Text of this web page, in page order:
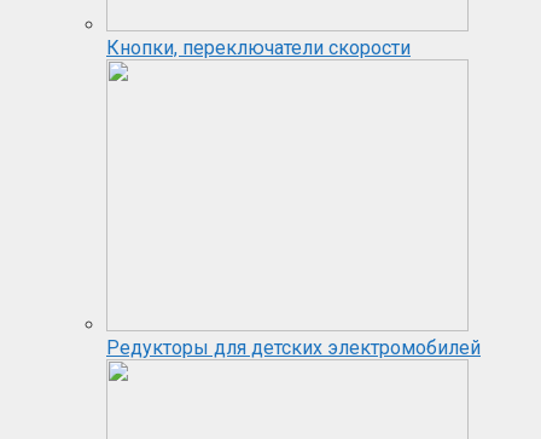
Кнопки, переключатели скорости
Редукторы для детских электромобилей